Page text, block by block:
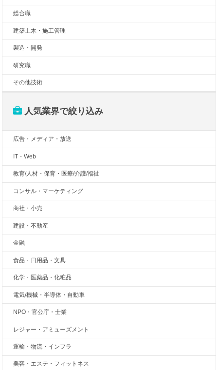
総合職
建築土木・施工管理
製造・開発
研究職
その他技術
人気業界で絞り込み
広告・メディア・放送
IT・Web
教育/人材・保育・医療/介護/福祉
コンサル・マーケティング
商社・小売
建設・不動産
金融
食品・日用品・文具
化学・医薬品・化粧品
電気/機械・半導体・自動車
NPO・官公庁・士業
レジャー・アミューズメント
運輸・物流・インフラ
美容・エステ・フィットネス